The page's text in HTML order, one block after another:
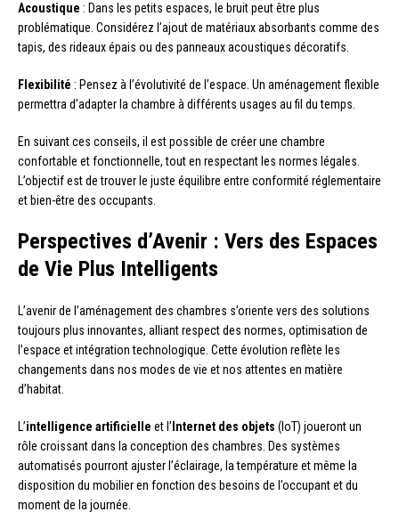
Acoustique : Dans les petits espaces, le bruit peut être plus
problématique. Considérez l’ajout de matériaux absorbants comme des
tapis, des rideaux épais ou des panneaux acoustiques décoratifs.
Flexibilité : Pensez à l’évolutivité de l’espace. Un aménagement flexible
permettra d’adapter la chambre à différents usages au fil du temps.
En suivant ces conseils, il est possible de créer une chambre
confortable et fonctionnelle, tout en respectant les normes légales.
L’objectif est de trouver le juste équilibre entre conformité réglementaire
et bien-être des occupants.
Perspectives d’Avenir : Vers des Espaces
de Vie Plus Intelligents
L’avenir de l’aménagement des chambres s’oriente vers des solutions
toujours plus innovantes, alliant respect des normes, optimisation de
l’espace et intégration technologique. Cette évolution reflète les
changements dans nos modes de vie et nos attentes en matière
d’habitat.
L’intelligence artificielle et l’ Internet des objets (IoT) joueront un
rôle croissant dans la conception des chambres. Des systèmes
automatisés pourront ajuster l’éclairage, la température et même la
disposition du mobilier en fonction des besoins de l’occupant et du
moment de la journée.